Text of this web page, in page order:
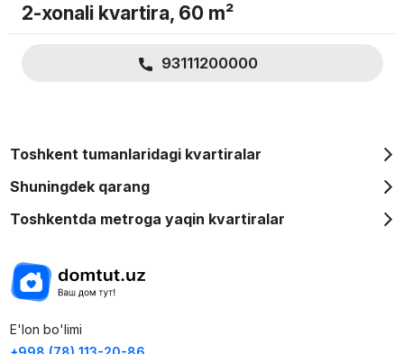
2-xonali kvartira, 60 m²
93111200000
Toshkent tumanlaridagi kvartiralar
Shuningdek qarang
Toshkentda metroga yaqin kvartiralar
E'lon bo'limi